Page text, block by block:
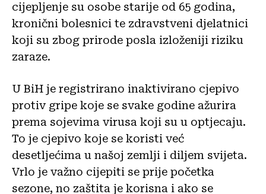
cijepljenje su osobe starije od 65 godina,
kronični bolesnici te zdravstveni djelatnici
koji su zbog prirode posla izloženiji riziku
zaraze.
U BiH je registrirano inaktivirano cjepivo
protiv gripe koje se svake godine ažurira
prema sojevima virusa koji su u optjecaju.
To je cjepivo koje se koristi već
desetljećima u našoj zemlji i diljem svijeta.
Vrlo je važno cijepiti se prije početka
sezone, no zaštita je korisna i ako se